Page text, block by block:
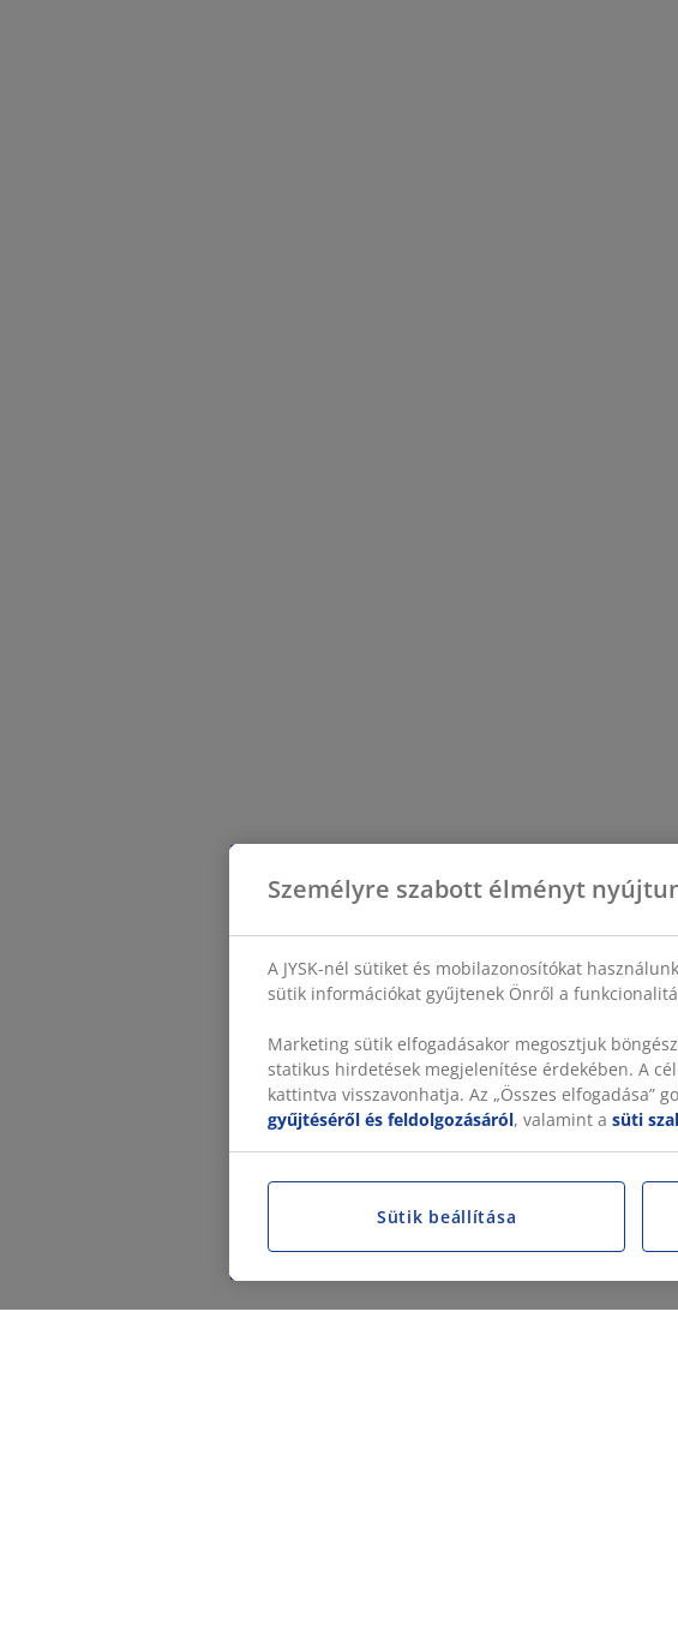
Személyre szabott élményt
A JYSK-nél sütiket és mobilazonosítókat
sütik információkat gyűjtenek Önről a
Marketing sütik elfogadásakor megosztjuk
statikus hirdetések megjelenítése érdekében. A
kattintva visszavonhatja. Az „Összes
gyűjtéséről és feldolgozásáról, valamint a süti
Sütik beállítása